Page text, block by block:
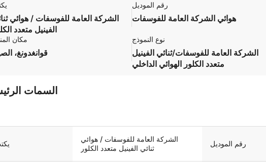
الشركة العامة للفوسفات / هوائي
الفينيل متعدد
رقم الموديل
هوائي الشركة العامة للفوسفات
مكان
قوانغدونغ،
نوع النموذج
الشركة العامة للفوسفات/ثنائي الفينيل
متعدد الكلور الهوائي الداخلي
السمات
الشركة العامة للفوسفات / هوائي
ثنائي الفينيل متعدد الكلور
رقم الموديل